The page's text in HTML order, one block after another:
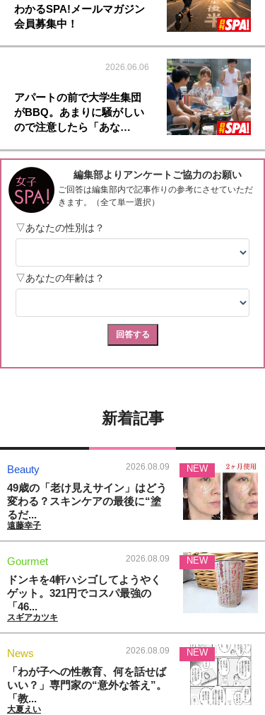
わかるSPA!メールマガジン
会員募集中！
2026.06.06
アパートの前で大学生集団
がBBQ。あまりに騒がしい
ので注意したら「あな…
新着記事
Beauty 2026.08.09
49歳の「老け見えサイン」はどう
変わる？スキンケアの最後に“塗
るだ...
遠藤幸子
NEW
Gourmet 2026.08.09
ドンキを4軒ハシゴしてようやく
ゲット。321円でコスパ最強の
「46...
スギアカツキ
NEW
News 2026.08.09
「わが子への性教育、何を話せば
いい？」専門家の“意外な答え”。
「教...
大夏えい
NEW